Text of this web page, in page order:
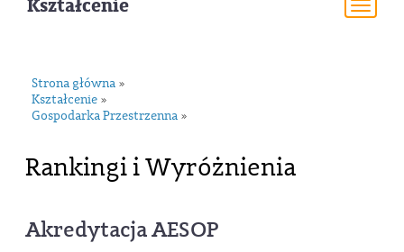
Kształcenie
Strona główna »
Kształcenie »
Gospodarka Przestrzenna »
Rankingi i Wyróżnienia
Akredytacja AESOP